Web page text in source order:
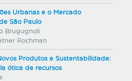
Urbanas e o Mercado
São Paulo
Brugugnoli
Rochman
Produtos e Sustentabilidade:
ótica de recursos